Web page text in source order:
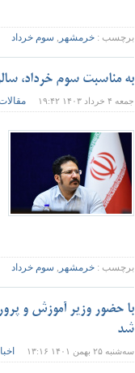
برچسب : خرمشهر , سوم خرداد
به مناسبت سوم خرداد،
جمعه ۴ خرداد ۱۴۰۳ ۱۹:۴۲
برچسب : خرمشهر , سوم خرداد
شد
سه‌شنبه ۲۵ بهمن ۱۴۰۱ ۱۳:۱۶